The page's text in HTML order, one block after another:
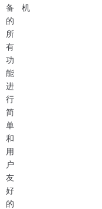
备
的
所
有
功
能
进
行
简
单
和
用
户
友
好
的
机